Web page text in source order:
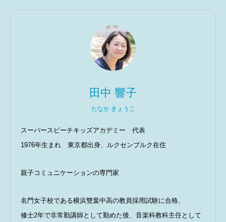
田中 響子
たなか きょうこ
スーパースピーチキッズアカデミー 代表
1976年生まれ 東京都出身、ルクセンブルク在住
親子コミュニケーションの専門家
名門女子校である横浜雙葉中高の教員採用試験に合格、
修士2年で非常勤講師として勤めた後、音楽科教科主任として